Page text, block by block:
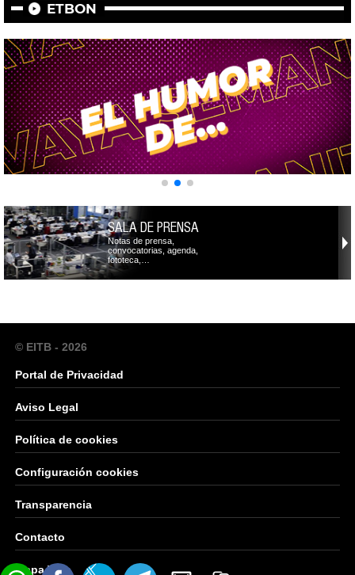
ETBON
SALA DE PRENSA
Notas de prensa,
convocatorias, agenda,
fototeca,…
© EITB - 2026
Portal de Privacidad
Aviso Legal
Política de cookies
Configuración cookies
Transparencia
Contacto
Mapa Web